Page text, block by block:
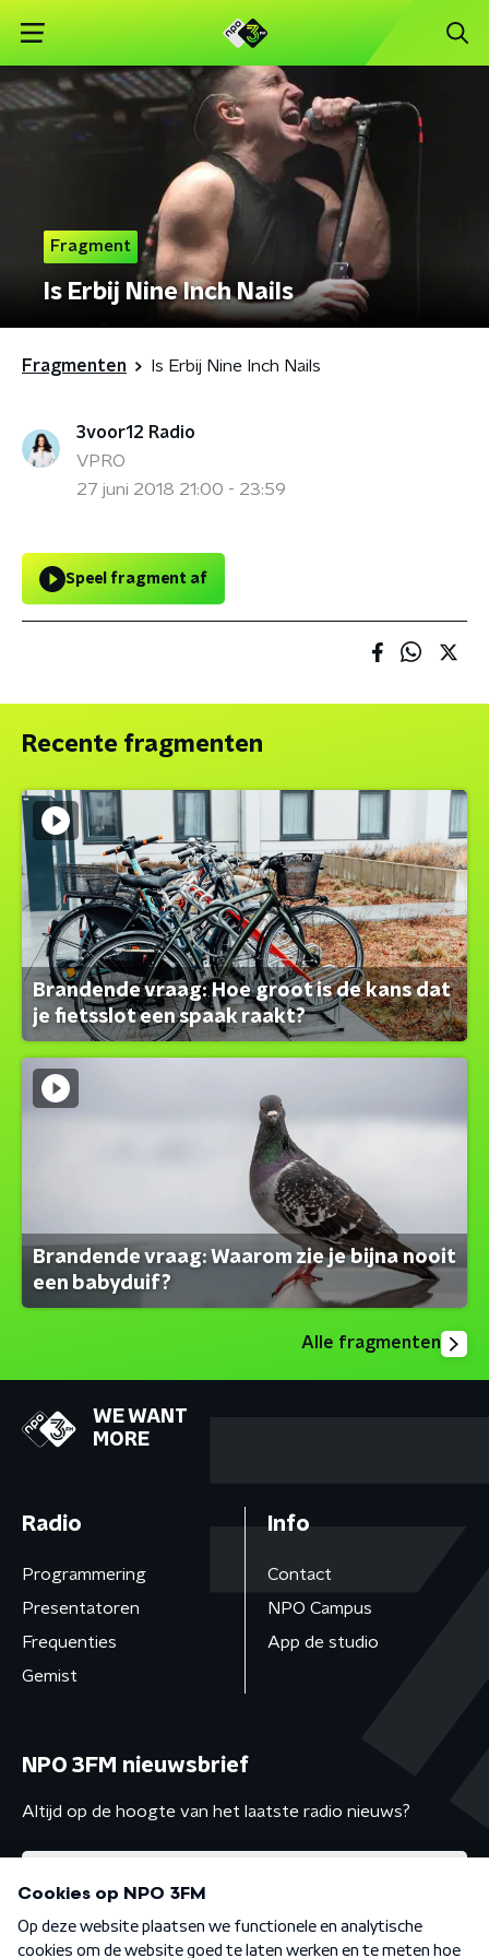
Fragment
Is Erbij Nine Inch Nails
Fragmenten Is Erbij Nine Inch Nails
3voor12 Radio
VPRO
27 juni 2018 21:00 - 23:59
Speel fragment af
Recente fragmenten
Brandende vraag: Hoe groot is de kans dat
je fietsslot een spaak raakt?
Brandende vraag: Waarom zie je bijna nooit
een babyduif?
Alle fragmenten
WE WANT
MORE
Radio
Programmering
Presentatoren
Frequenties
Gemist
Info
Contact
NPO Campus
App de studio
NPO 3FM nieuwsbrief
Altijd op de hoogte van het laatste radio nieuws?